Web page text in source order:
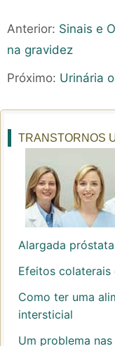
Anterior: Sinais e
na gravidez
Próximo: Urinária
TRANSTORNOS
Alargada
Efeitos colaterais
Como ter uma
intersticial
Um problema